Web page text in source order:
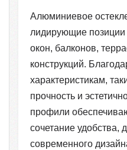
Алюминиевое
лидирующие
окон, балконов,
конструкций.
характеристикам,
прочность и
профили
сочетание удобства,
современного